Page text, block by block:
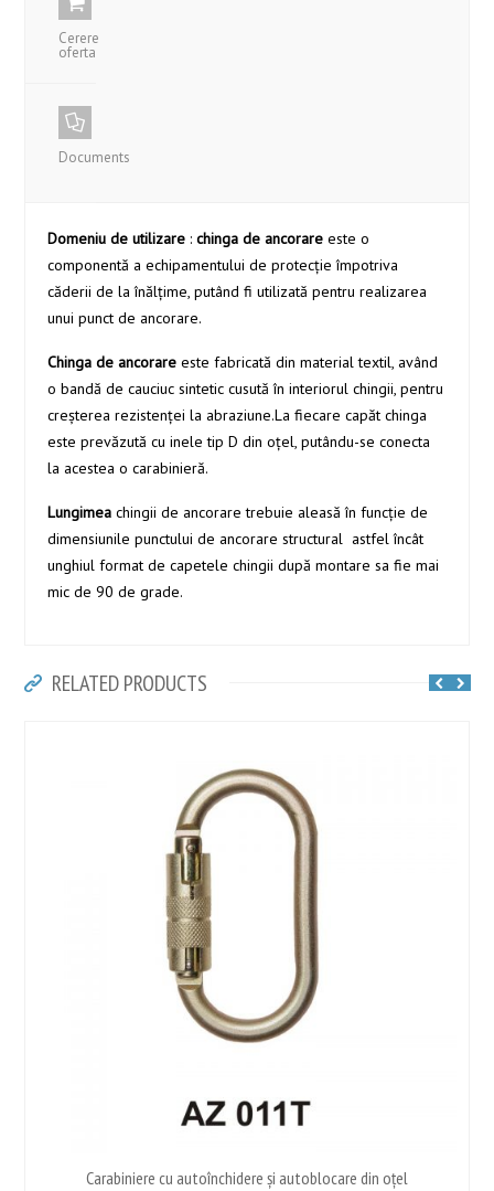
Cerere
oferta
Documents
Domeniu de utilizare :chinga de ancorare este o
componentă a echipamentului de protecţie împotriva
căderii de la înălţime, putând fi utilizată pentru realizarea
unui punct de ancorare.
Chinga de ancorare este fabricată din material textil, având
o bandă de cauciuc sintetic cusută în interiorul chingii, pentru
creşterea rezistenţei la abraziune.La fiecare capăt chinga
este prevăzută cu inele tip D din oţel, putându-se conecta
la acestea o carabinieră.
Lungimea chingii de ancorare trebuie aleasă în funcţie de
dimensiunile punctului de ancorare structural astfel încât
unghiul format de capetele chingii după montare sa fie mai
mic de 90 de grade.
RELATED PRODUCTS
Carabiniere cu autoînchidere și autoblocare din oțel